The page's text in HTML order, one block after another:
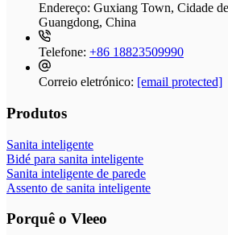
Endereço: Guxiang Town, Cidade
Guangdong, China
Telefone: +86 18823509990
Correio eletrónico: [email protected]
Produtos
Sanita inteligente
Bidé para sanita inteligente
Sanita inteligente de parede
Assento de sanita inteligente
Porquê o Vleeo